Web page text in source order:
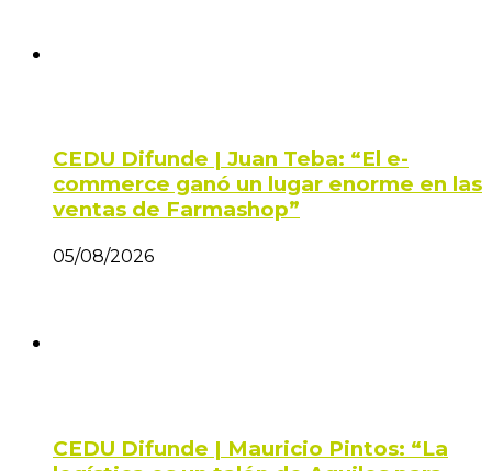
CEDU Difunde | Juan Teba: “El e-
commerce ganó un lugar enorme en las
ventas de Farmashop”
05/08/2026
CEDU Difunde | Mauricio Pintos: “La